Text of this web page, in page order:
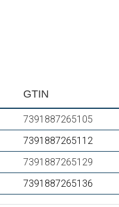
2 700–6 400 K
GTIN
7391887265105
7391887265112
7391887265129
7391887265136